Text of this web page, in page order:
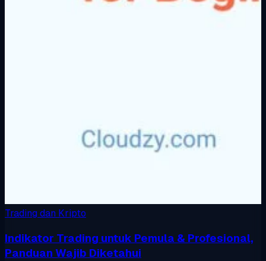
Trading dan Kripto
Indikator Trading untuk Pemula & Profesional,
Panduan Wajib Diketahui